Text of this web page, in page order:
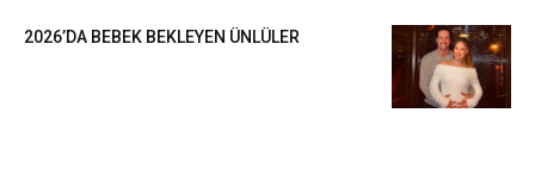
2026’DA BEBEK BEKLEYEN ÜNLÜLER